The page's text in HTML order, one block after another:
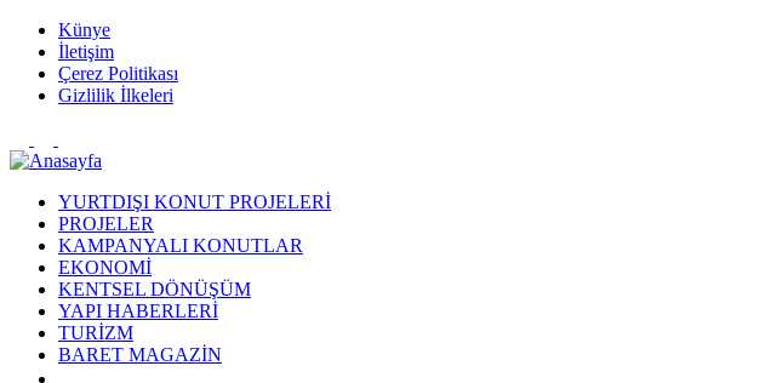
Künye
İletişim
Çerez Politikası
Gizlilik İlkeleri
YURTDIŞI KONUT PROJELERİ
PROJELER
KAMPANYALI KONUTLAR
EKONOMİ
KENTSEL DÖNÜŞÜM
YAPI HABERLERİ
TURİZM
BARET MAGAZİN